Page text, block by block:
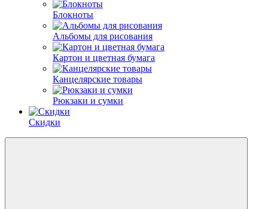
Блокноты
Альбомы для рисования
Картон и цветная бумага
Канцелярские товары
Рюкзаки и сумки
Скидки